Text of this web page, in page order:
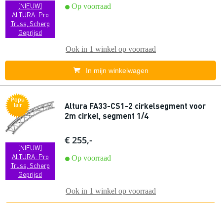
[NIEUW]
ALTURA: Pro
Truss, Scherp
Geprijsd
Op voorraad
Ook in 1 winkel op voorraad
In mijn winkelwagen
Popu
lair
[NIEUW]
ALTURA: Pro
Truss, Scherp
Geprijsd
Altura FA33-CS1-2 cirkelsegment voor
2m cirkel, segment 1/4
€ 255,-
Op voorraad
Ook in 1 winkel op voorraad